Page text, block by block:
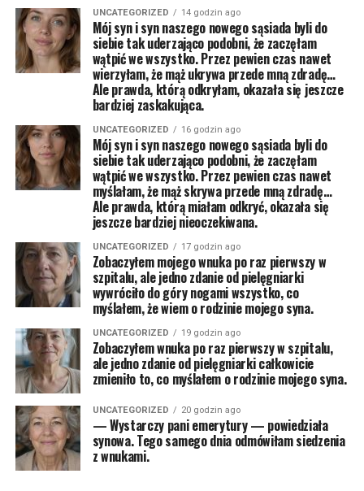
UNCATEGORIZED 14 godzin ago
Mój syn i syn naszego nowego sąsiada byli do
siebie tak uderzająco podobni, że zaczęłam
wątpić we wszystko. Przez pewien czas nawet
wierzyłam, że mąż ukrywa przede mną zdradę…
Ale prawda, którą odkryłam, okazała się jeszcze
bardziej zaskakująca.
UNCATEGORIZED 16 godzin ago
Mój syn i syn naszego nowego sąsiada byli do
siebie tak uderzająco podobni, że zaczęłam
wątpić we wszystko. Przez pewien czas nawet
myślałam, że mąż skrywa przede mną zdradę…
Ale prawda, którą miałam odkryć, okazała się
jeszcze bardziej nieoczekiwana.
UNCATEGORIZED 17 godzin ago
Zobaczyłem mojego wnuka po raz pierwszy w
szpitalu, ale jedno zdanie od pielęgniarki
wywróciło do góry nogami wszystko, co
myślałem, że wiem o rodzinie mojego syna.
UNCATEGORIZED 19 godzin ago
Zobaczyłem wnuka po raz pierwszy w szpitalu,
ale jedno zdanie od pielęgniarki całkowicie
zmieniło to, co myślałem o rodzinie mojego syna.
UNCATEGORIZED 20 godzin ago
— Wystarczy pani emerytury — powiedziała
synowa. Tego samego dnia odmówiłam siedzenia
z wnukami.